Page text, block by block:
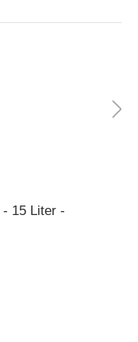
- 15 Liter -